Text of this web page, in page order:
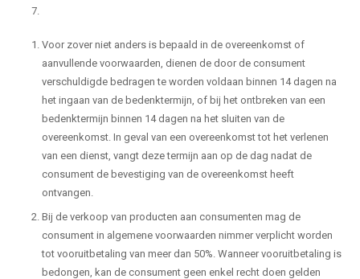
Voor zover niet anders is bepaald in de overeenkomst of
aanvullende voorwaarden, dienen de door de consument
verschuldigde bedragen te worden voldaan binnen 14 dagen na
het ingaan van de bedenktermijn, of bij het ontbreken van een
bedenktermijn binnen 14 dagen na het sluiten van de
overeenkomst. In geval van een overeenkomst tot het verlenen
van een dienst, vangt deze termijn aan op de dag nadat de
consument de bevestiging van de overeenkomst heeft
ontvangen.
Bij de verkoop van producten aan consumenten mag de
consument in algemene voorwaarden nimmer verplicht worden
tot vooruitbetaling van meer dan 50%. Wanneer vooruitbetaling is
bedongen, kan de consument geen enkel recht doen gelden